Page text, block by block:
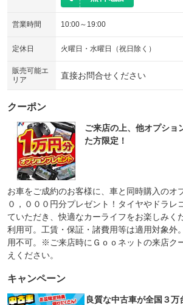
営業時間 10:00～19:00
定休日 火曜日・水曜日（祝日除く）
販売可能エ
リア
直接お問合せください
クーポン
ご来店の上、他オプショ
た方限定！
お車をご成約のお客様に、車と同時購入のオ
０，０００円分プレゼント！タイヤやドラレ
ていただき、快適なカーライフをお楽しみく
利用可。工賃・保証・諸費用等は適用対象
用不可。※ご来店時にＧｏｏネットの来店ク
えください。
キャンペーン
良質な中古車が全国３万